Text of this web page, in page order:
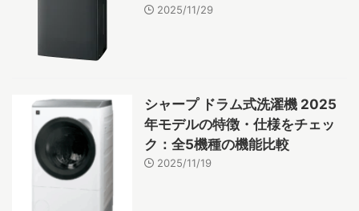
2025/11/29
シャープ ドラム式洗濯機 2025
年モデルの特徴・仕様をチェッ
ク：全5機種の機能比較
2025/11/19